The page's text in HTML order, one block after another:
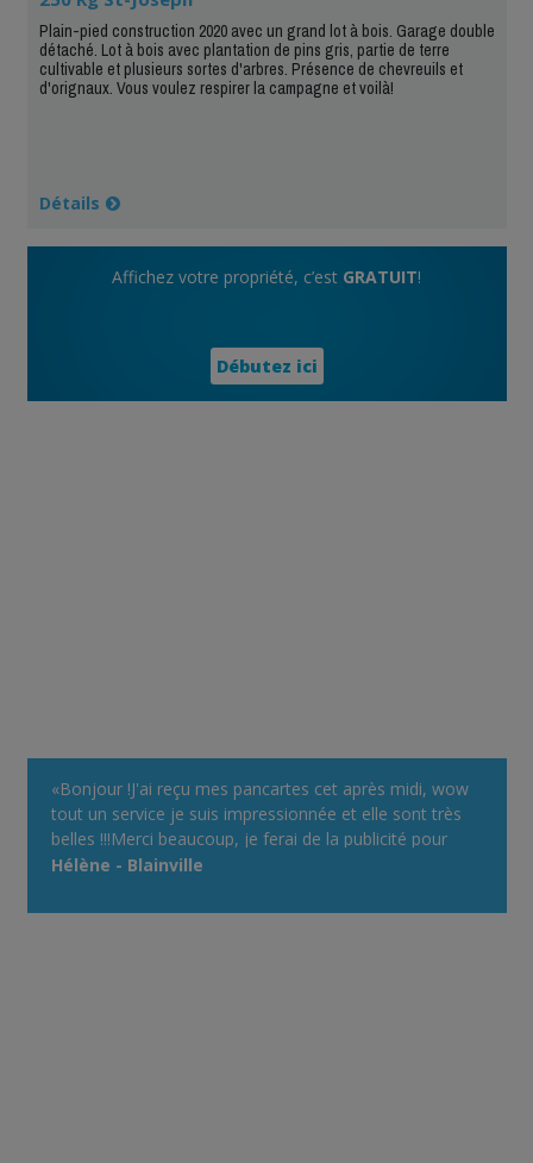
Plain-pied construction 2020 avec un grand lot à bois. Garage double
détaché. Lot à bois avec plantation de pins gris, partie de terre
cultivable et plusieurs sortes d'arbres. Présence de chevreuils et
d'orignaux. Vous voulez respirer la campagne et voilà!
Détails
Affichez votre propriété, c’est GRATUIT!
Débutez ici
«Bonjour !J'ai reçu mes pancartes cet après midi, wow
tout un service je suis impressionnée et elle sont très
belles !!!Merci beaucoup, je ferai de la publicité pour
votre site devant mon chalet, avec plaisir !Bonne
Hélène - Blainville